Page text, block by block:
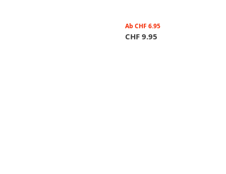
Ab CHF 6.95
CHF 9.95